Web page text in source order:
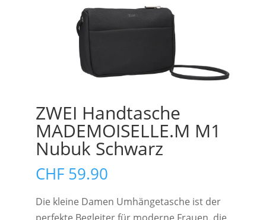
ZWEI Handtasche
MADEMOISELLE.M M1
Nubuk Schwarz
CHF59.90
Die kleine Damen Umhängetasche ist der